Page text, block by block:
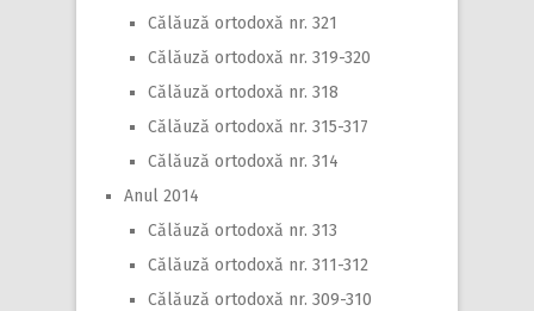
Călăuză ortodoxă nr. 321
Călăuză ortodoxă nr. 319-320
Călăuză ortodoxă nr. 318
Călăuză ortodoxă nr. 315-317
Călăuză ortodoxă nr. 314
Anul 2014
Călăuză ortodoxă nr. 313
Călăuză ortodoxă nr. 311-312
Călăuză ortodoxă nr. 309-310